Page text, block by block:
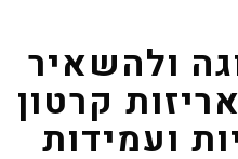
ולהשאיר
קרטון
ועמידות